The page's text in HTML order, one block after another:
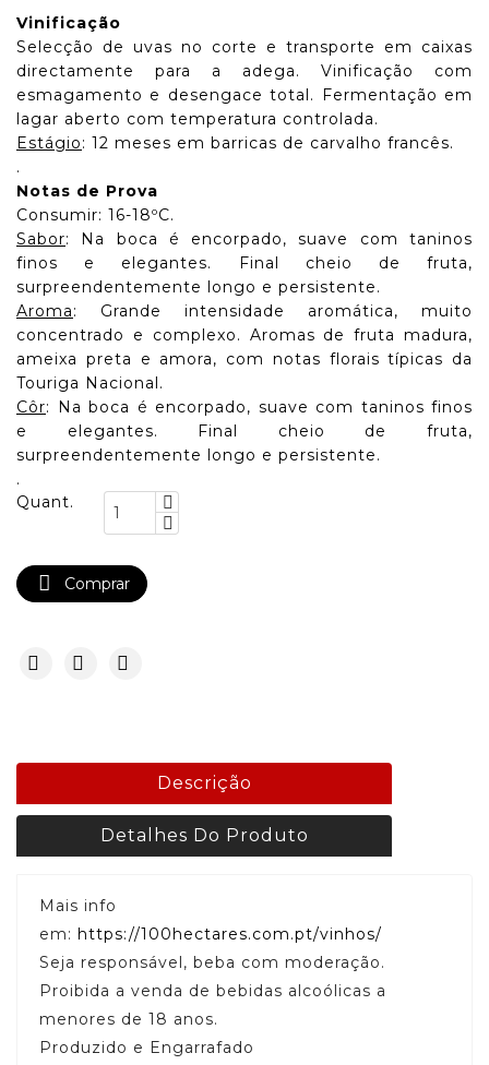
Vinificação
Selecção de uvas no corte e transporte em caixas
directamente para a adega. Vinificação com
esmagamento e desengace total. Fermentação em
lagar aberto com temperatura controlada.
Estágio: 12 meses em barricas de carvalho francês.
.
Notas de Prova
Consumir: 16-18ºC.
Sabor: Na boca é encorpado, suave com taninos
finos e elegantes. Final cheio de fruta,
surpreendentemente longo e persistente.
Aroma: Grande intensidade aromática, muito
concentrado e complexo. Aromas de fruta madura,
ameixa preta e amora, com notas florais típicas da
Touriga Nacional.
Côr: Na boca é encorpado, suave com taninos finos
e elegantes. Final cheio de fruta,
surpreendentemente longo e persistente.
.
Quant.
 Comprar
Descrição
Detalhes Do Produto
Mais info
em: https://100hectares.com.pt/vinhos/
Seja responsável, beba com moderação.
Proibida a venda de bebidas alcoólicas a
menores de 18 anos.
Produzido e Engarrafado